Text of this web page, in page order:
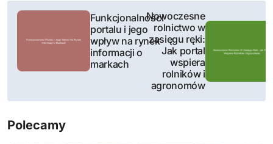
N
w
a
Funkcjonalności
portalu i jego
wpływ na rynek
informacji o
markach
Nowoczesne
rolnictwo w
zasięgu ręki:
Jak portal
wspiera
rolników i
agronomów
Polecamy